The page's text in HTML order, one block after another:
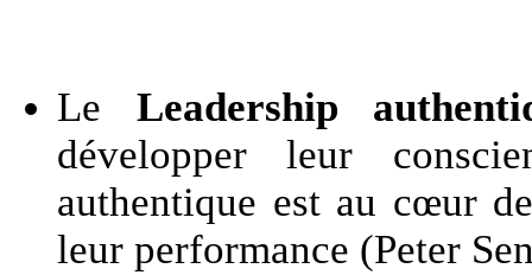
Le Leadership
développer leur
authentique est au cœur
leur performance (Peter